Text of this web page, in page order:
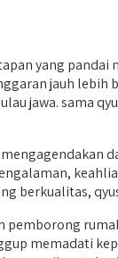
yang
jauh
jawa. sama
berkualitas,
memadati